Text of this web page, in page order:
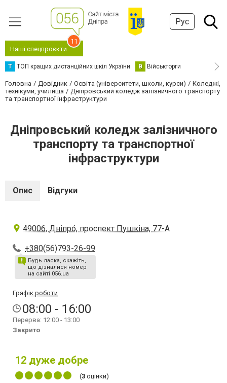
Рус
Наші спецпроєкти
11
Т ТОП кращих дистанційних шкіл України В Військторги
Головна Довідник Освіта (університети, школи, курси)
Коледжі,
технікуми, училища
Дніпровський коледж залізничного транспорту
та транспортної інфраструктури
Дніпровський коледж залізничного
транспорту та транспортної
інфраструктури
Опис Відгуки
49006, Дніпро́, проспект Пушкіна, 77-А
+380(56)793-26-99
Будь ласка, скажіть,
що дізналися номер
на сайті 056.ua
Графік роботи
08:00 - 16:00
Перерва: 12:00 - 13:00
Закрито
12 дуже добре
(3 оцінки)